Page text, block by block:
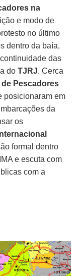
na
e modo de
no último
dentro da baía,
das
doTJRJ. Cerca
Pescadores
posicionaram em
da
os
formal dentro
e escuta com
com a